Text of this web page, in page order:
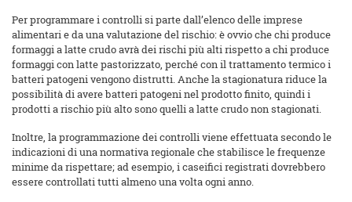
Per programmare i controlli si parte dall’elenco delle imprese
alimentari e da una valutazione del rischio: è ovvio che chi produce
formaggi a latte crudo avrà dei rischi più alti rispetto a chi produce
formaggi con latte pastorizzato, perché con il trattamento termico i
batteri patogeni vengono distrutti. Anche la stagionatura riduce la
possibilità di avere batteri patogeni nel prodotto finito, quindi i
prodotti a rischio più alto sono quelli a latte crudo non stagionati.
Inoltre, la programmazione dei controlli viene effettuata secondo le
indicazioni di una normativa regionale che stabilisce le frequenze
minime da rispettare; ad esempio, i caseifici registrati dovrebbero
essere controllati tutti almeno una volta ogni anno.